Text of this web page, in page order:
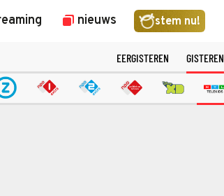
nieuws stem nu!
EERGISTEREN GISTEREN